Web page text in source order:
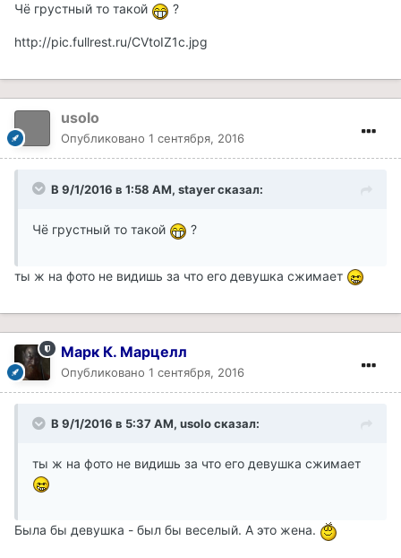
Чё грустный то такой ?
http://pic.fullrest.ru/CVtoIZ1c.jpg
usolo
Опубликовано 1 сентября, 2016
В 9/1/2016 в 1:58 AM, stayer сказал:
Чё грустный то такой ?
ты ж на фото не видишь за что его девушка сжимает
Марк К. Марцелл
Опубликовано 1 сентября, 2016
В 9/1/2016 в 5:37 AM, usolo сказал:
ты ж на фото не видишь за что его девушка сжимает
Была бы девушка - был бы веселый. А это жена.